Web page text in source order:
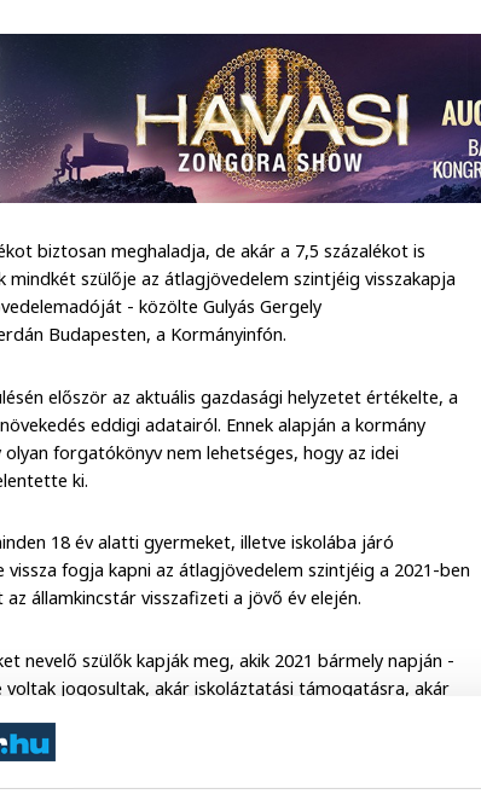
biztosan meghaladja, de akár a 7,5 százalékot is
szülője az átlagjövedelem szintjéig visszakapja
- közölte Gulyás Gergely
Budapesten, a Kormányinfón.
először az aktuális gazdasági helyzetet értékelte, a
eddigi adatairól. Ennek alapján a kormány
forgatókönyv nem lehetséges, hogy az idei
ki.
18 év alatti gyermeket, illetve iskolába járó
fogja kapni az átlagjövedelem szintjéig a 2021-ben
államkincstár visszafizeti a jövő év elején.
nevelő szülők kapják meg, akik 2021 bármely napján -
voltak jogosultak, akár iskoláztatási támogatásra, akár
a Központi Statisztikai Hivatal által meghatározott,